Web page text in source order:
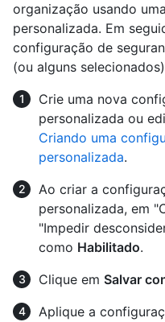
organização usando
personalizada. Em
configuração de
(ou alguns
Crie uma nova
personalizada ou
Criando uma
personalizada.
Ao criar a
personalizada, em
"Impedir
como Habilitado.
Clique em Salvar
Aplique a